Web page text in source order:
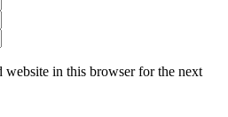
website in this browser for the next